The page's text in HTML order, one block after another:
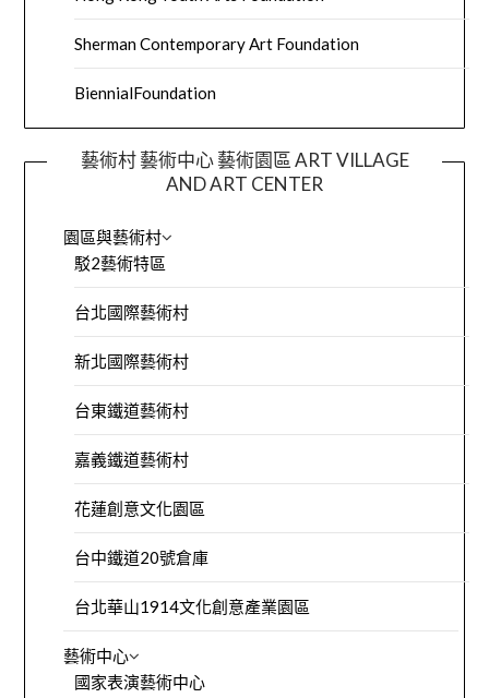
Sherman Contemporary Art Foundation
BiennialFoundation
藝術村 藝術中心 藝術園區 ART VILLAGE
AND ART CENTER
園區與藝術村
駁2藝術特區
台北國際藝術村
新北國際藝術村
台東鐵道藝術村
嘉義鐵道藝術村
花蓮創意文化園區
台中鐵道20號倉庫
台北華山1914文化創意產業園區
藝術中心
國家表演藝術中心